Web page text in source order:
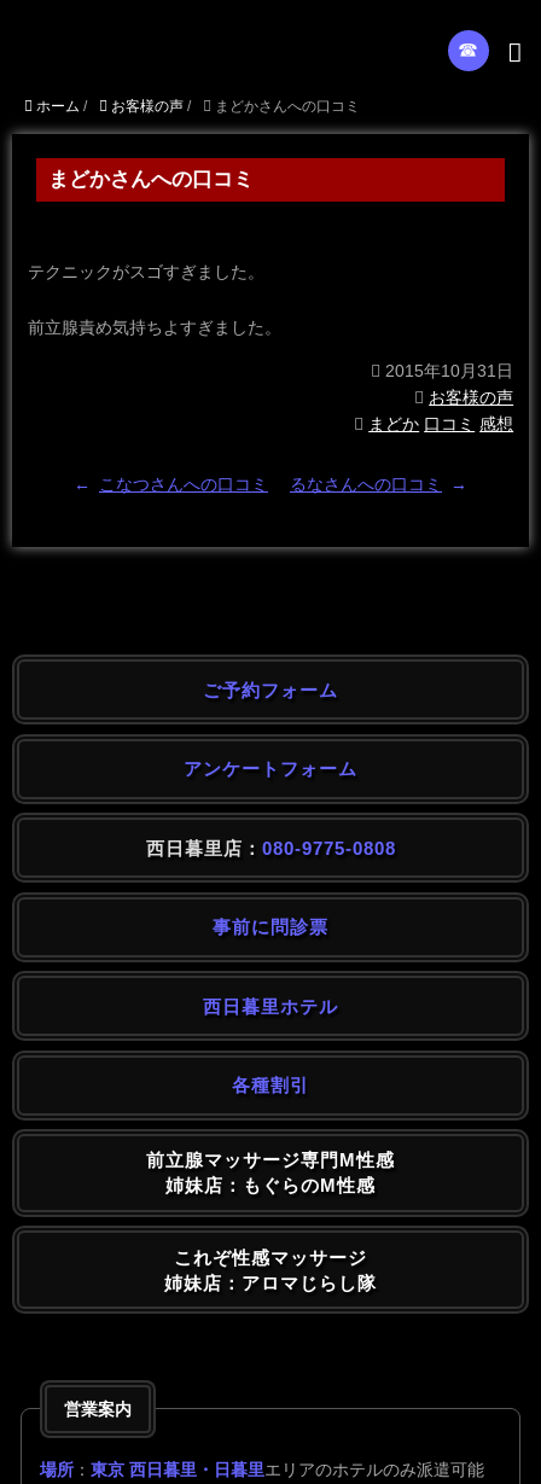
☎︎
ホーム / お客様の声 / まどかさんへの口コミ
まどかさんへの口コミ
テクニックがスゴすぎました。
前立腺責め気持ちよすぎました。
2015年10月31日
お客様の声
まどか 口コミ 感想
← こなつさんへの口コミ るなさんへの口コミ →
ご予約フォーム
アンケートフォーム
西日暮里店： 080-9775-0808
事前に問診票
西日暮里ホテル
各種割引
前立腺マッサージ専門M性感
姉妹店：もぐらのM性感
これぞ性感マッサージ
姉妹店：アロマじらし隊
営業案内
場所 ： 東京 西日暮里・日暮里エリアのホテルのみ派遣可能